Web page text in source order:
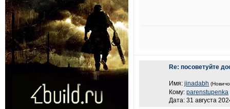
Re: посоветуйте
Имя: jinadabh
Кому: parenstupenka
Дата: 31 августа